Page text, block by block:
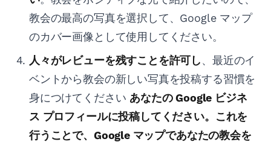
教会の最高の写真を選択して、Google マップ
のカバー画像として使用してください。
人々がレビューを残すことを許可し、最近のイ
ベントから教会の新しい写真を投稿する習慣を
身につけてください あなたの Google ビジネ
ス プロフィールに投稿してください。これを
行うことで、Google マップであなたの教会を